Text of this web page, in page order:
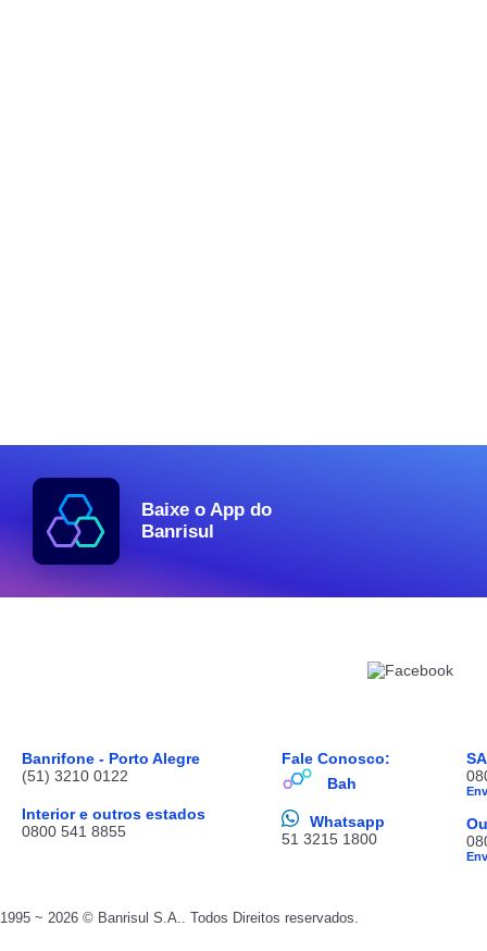
Baixe o App do
Banrisul
Banrifone - Porto Alegre
(51) 3210 0122
Interior e outros estados
0800 541 8855
Fale Conosco:
Bah
Whatsapp
51 3215 1800
1995 ~ 2026 © Banrisul S.A.. Todos Direitos reservados.